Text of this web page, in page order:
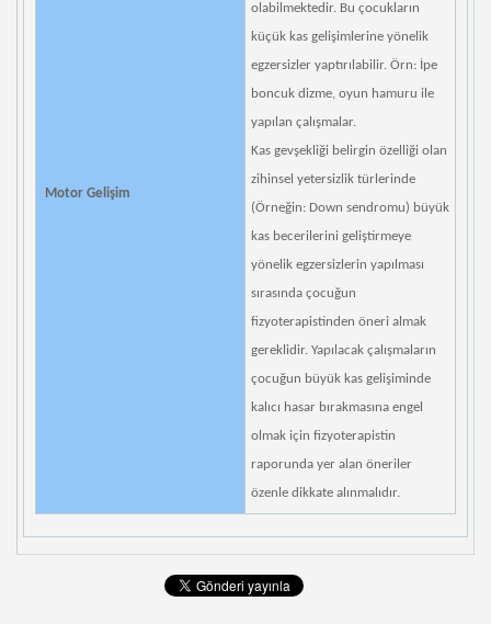
Motor Gelişim
olabilmektedir. Bu çocukların
küçük kas gelişimlerine yönelik
egzersizler yaptırılabilir. Örn: İpe
boncuk dizme, oyun hamuru ile
yapılan çalışmalar.
Kas gevşekliği belirgin özelliği olan
zihinsel yetersizlik türlerinde
(Örneğin: Down sendromu) büyük
kas becerilerini geliştirmeye
yönelik egzersizlerin yapılması
sırasında çocuğun
fizyoterapistinden öneri almak
gereklidir. Yapılacak çalışmaların
çocuğun büyük kas gelişiminde
kalıcı hasar bırakmasına engel
olmak için fizyoterapistin
raporunda yer alan öneriler
özenle dikkate alınmalıdır.